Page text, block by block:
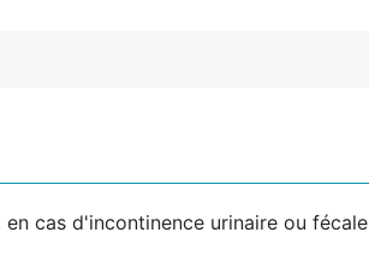
cas d'incontinence urinaire ou fécale